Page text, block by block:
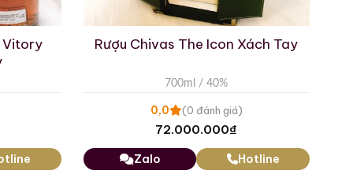
Vitory
Rượu Chivas The Icon Xách Tay
700ml / 40%
0,0 (0 đánh giá)
72.000.000₫
Zalo Hotline